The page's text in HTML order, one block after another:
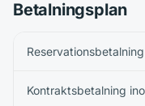
Betalningsplan
Reservationsbetalning
Kontraktsbetalning